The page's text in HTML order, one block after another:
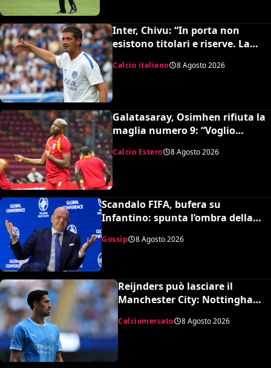
Inter, Chivu: “In porta non
esistono titolari e riserve. La
Calcio italiano 8 Agosto 2026
Galatasaray, Osimhen rifiuta la
maglia numero 9: “Voglio
Calcio Estero 8 Agosto 2026
Scandalo FIFA, bufera su
Infantino: spunta l’ombra della
UEFA
Gossip 8 Agosto 2026
Reijnders può lasciare il
Manchester City: Nottingham
Calciomercato 8 Agosto 2026